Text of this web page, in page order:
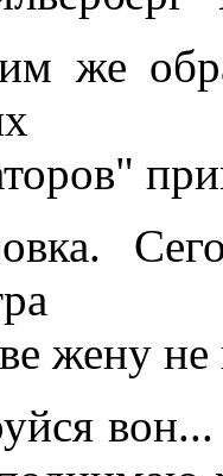
же
жену